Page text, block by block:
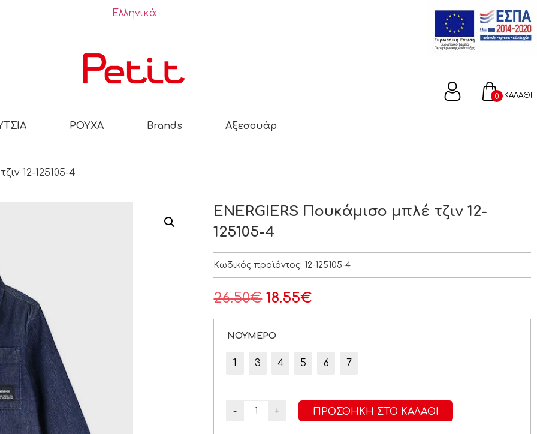
Ελληνικά
ΚΑΛΑΘΙ
0
ΡΟΥΧΑ Brands Αξεσουάρ
12-125105-4
ENERGIERS Πουκάμισο μπλέ τζιν 12-
125105-4
Κωδικός προϊόντος:12-125105-4
26.50€ 18.55€
ΝΟΥΜΕΡΟ
1 3 4 5 6 7
- + ΠΡΟΣΘΉΚΗ ΣΤΟ ΚΑΛΆΘΙ